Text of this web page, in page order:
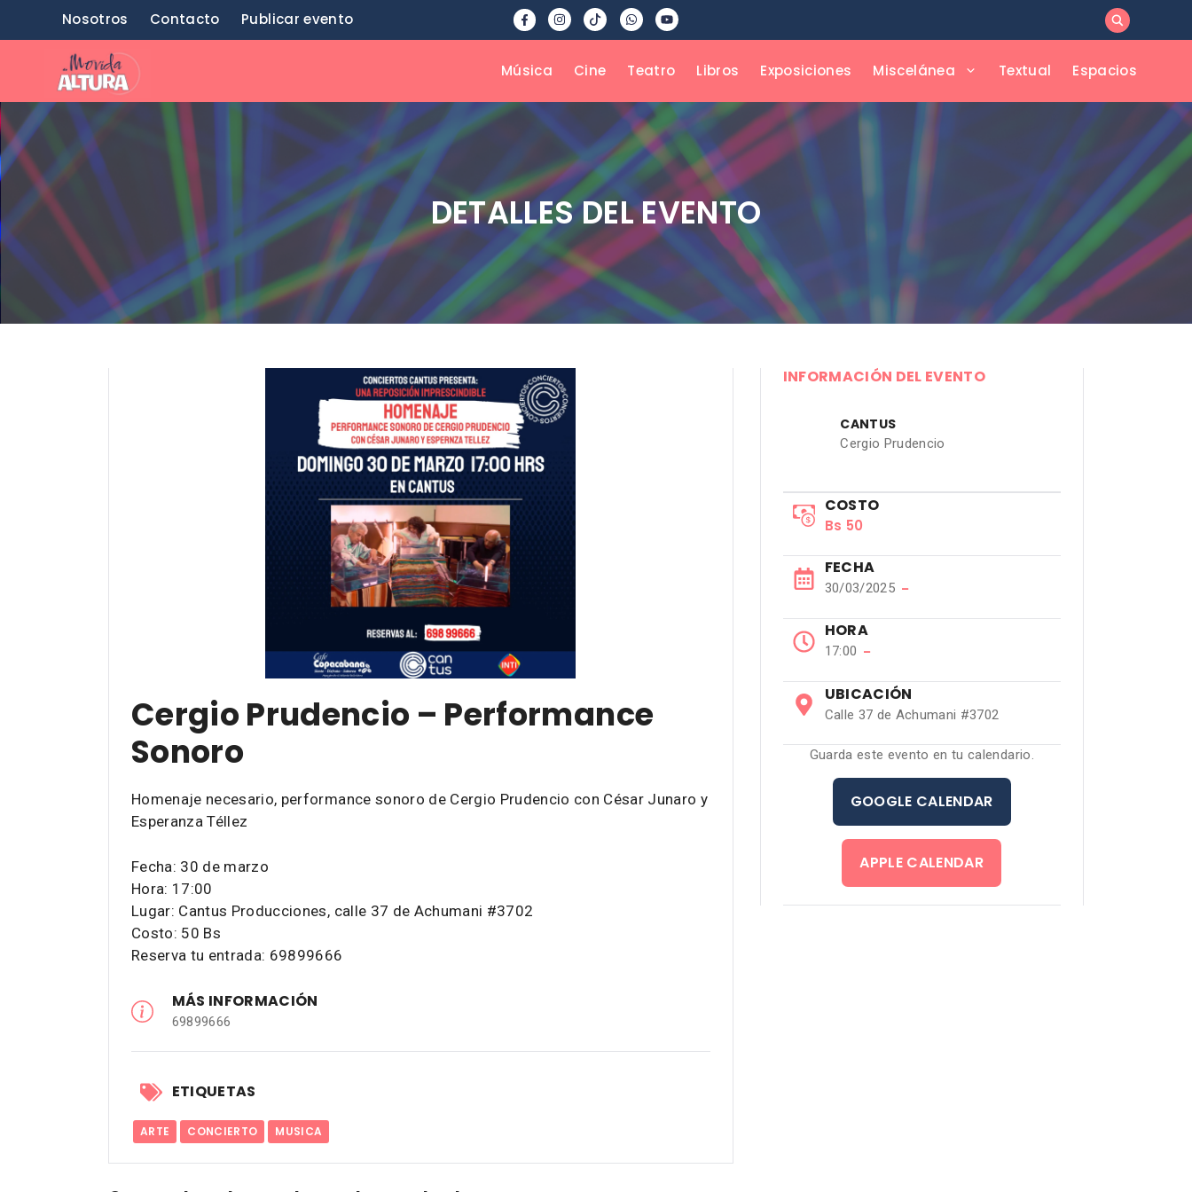
Nosotros Contacto Publicar evento
Música Cine Teatro Libros Exposiciones Miscelánea Textual Espacios
DETALLES DEL EVENTO
Cergio Prudencio – Performance
Sonoro
Homenaje necesario, performance sonoro de Cergio Prudencio con César Junaro y
Esperanza Téllez
Fecha: 30 de marzo
Hora: 17:00
Lugar: Cantus Producciones, calle 37 de Achumani #3702
Costo: 50 Bs
Reserva tu entrada: 69899666
MÁS INFORMACIÓN
69899666
ETIQUETAS
ARTE CONCIERTO MUSICA
INFORMACIÓN DEL EVENTO
CANTUS
Cergio Prudencio
COSTO
Bs 50
FECHA
30/03/2025 −
HORA
17:00 −
UBICACIÓN
Calle 37 de Achumani #3702
Guarda este evento en tu calendario.
GOOGLE CALENDAR
APPLE CALENDAR